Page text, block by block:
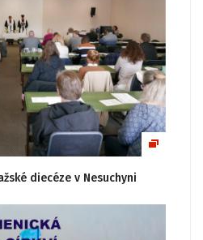
diecéze v Nesuchyni